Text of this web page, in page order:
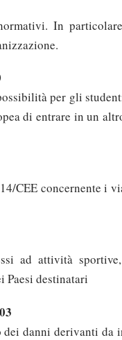
In
per gli
di entrare in un
CEE concernente i
ad attività
Paesi destinatari
danni derivanti da